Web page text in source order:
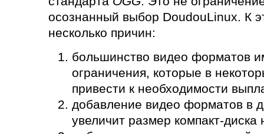
осознанный выбор DoudouLinux. К
несколько причин:
большинство видео форматов
ограничения, которые в
привести к необходимости
добавление видео форматов в
увеличит размер компакт-диска